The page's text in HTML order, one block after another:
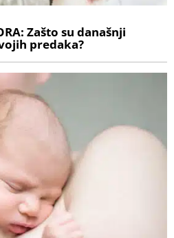
Zašto su današnji
predaka?